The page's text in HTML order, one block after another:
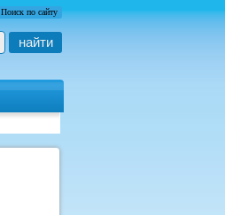
Поиск по сайту
найти